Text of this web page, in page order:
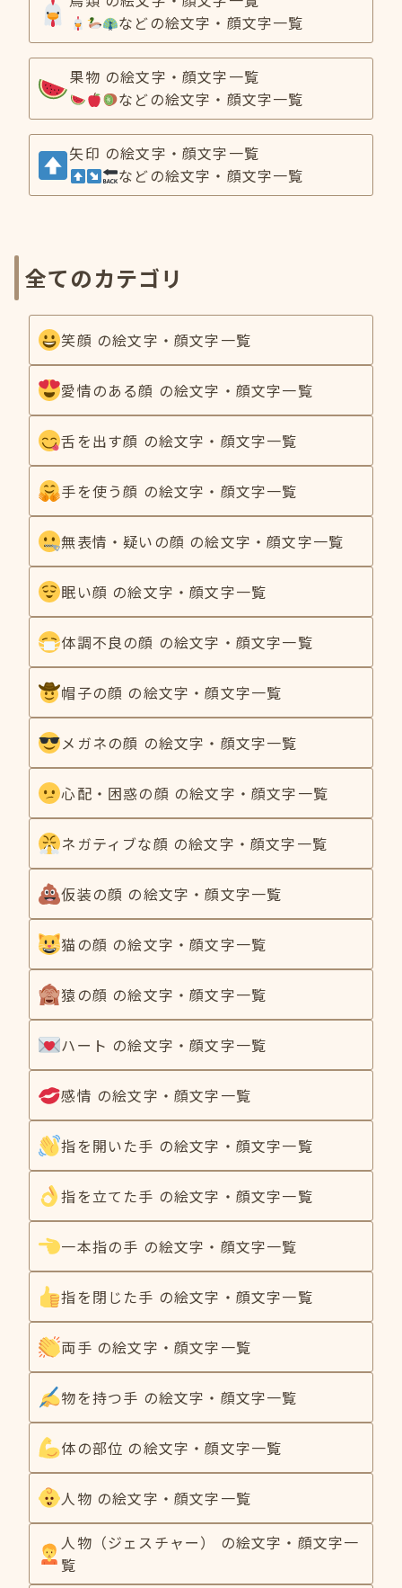
などの絵文字・顔文字一覧
果物 の絵文字・顔文字一覧
などの絵文字・顔文字一覧
矢印 の絵文字・顔文字一覧
などの絵文字・顔文字一覧
全てのカテゴリ
笑顔 の絵文字・顔文字一覧
愛情のある顔 の絵文字・顔文字一覧
舌を出す顔 の絵文字・顔文字一覧
手を使う顔 の絵文字・顔文字一覧
無表情・疑いの顔 の絵文字・顔文字一覧
眠い顔 の絵文字・顔文字一覧
体調不良の顔 の絵文字・顔文字一覧
帽子の顔 の絵文字・顔文字一覧
メガネの顔 の絵文字・顔文字一覧
心配・困惑の顔 の絵文字・顔文字一覧
ネガティブな顔 の絵文字・顔文字一覧
仮装の顔 の絵文字・顔文字一覧
猫の顔 の絵文字・顔文字一覧
猿の顔 の絵文字・顔文字一覧
ハート の絵文字・顔文字一覧
感情 の絵文字・顔文字一覧
指を開いた手 の絵文字・顔文字一覧
指を立てた手 の絵文字・顔文字一覧
一本指の手 の絵文字・顔文字一覧
指を閉じた手 の絵文字・顔文字一覧
両手 の絵文字・顔文字一覧
物を持つ手 の絵文字・顔文字一覧
体の部位 の絵文字・顔文字一覧
人物 の絵文字・顔文字一覧
人物（ジェスチャー） の絵文字・顔文字一
覧